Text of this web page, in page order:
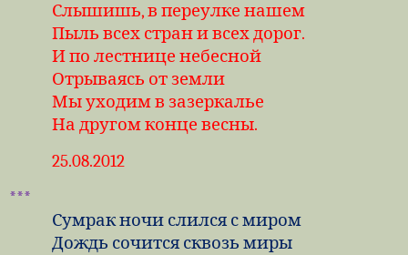
Слышишь, в переулке нашем
Пыль всех стран и всех дорог.
И по лестнице небесной
Отрываясь от земли
Мы уходим в зазеркалье
На другом конце весны.
25.08.2012
***
Сумрак ночи слился с миром
Дождь сочится сквозь миры